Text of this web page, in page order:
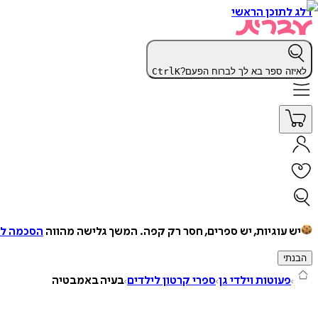
דלג לתוכן הראשי
לאיזה ספר בא לך לברוח הפעם? CtrlK
יש עוגיות, יש ספרים, חסר רק קפה. המשך גלישה מהווה הסכמה
הבנתי
פעוטות וילדי גן ספרי קרטון לילדים בעיה באמבטיה